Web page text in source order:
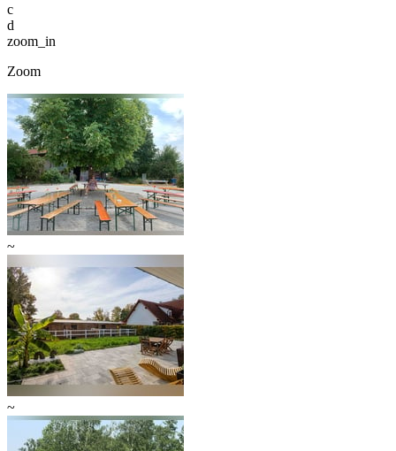
c
d
zoom_in
Zoom
~
~